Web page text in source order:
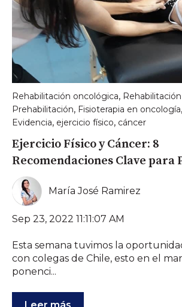
Rehabilitación oncológica,
Prehabilitación, Fisioterapia en oncología,
Evidencia, ejercicio físico, cáncer
Ejercicio Físico y Cáncer: 8
Recomendaciones Clave para
María José Ramirez
Sep 23, 2022 11:11:07 AM
Esta semana tuvimos la
con colegas de Chile, esto en el
ponenci...